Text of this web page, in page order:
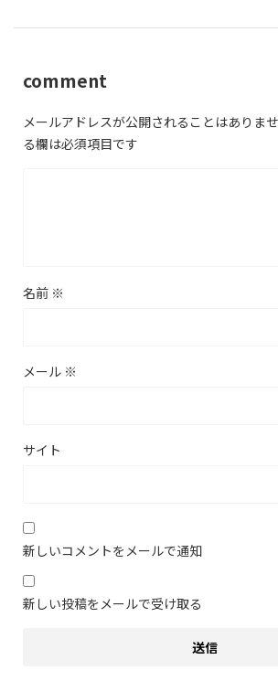
comment
メールアドレスが公開されることはありませ
る欄は必須項目です
名前 ※
メール ※
サイト
新しいコメントをメールで通知
新しい投稿をメールで受け取る